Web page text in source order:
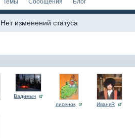
Нет изменений статуса
Вадимыч
лисенок
ИваняR